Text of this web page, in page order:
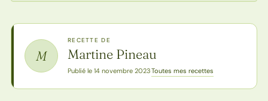
M
RECETTE DE
Martine Pineau
Publié le 14 novembre 2023·Toutes mes recettes